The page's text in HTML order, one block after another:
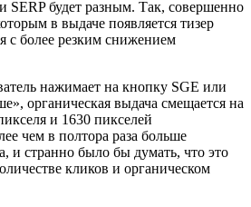
SERP будет разным. Так, совершенно
в выдаче появляется тизер
с более резким снижением
нажимает на кнопку SGE или
органическая выдача смещается на
и 1630 пикселей
чем в полтора раза больше
и странно было бы думать, что это
кликов и органическом